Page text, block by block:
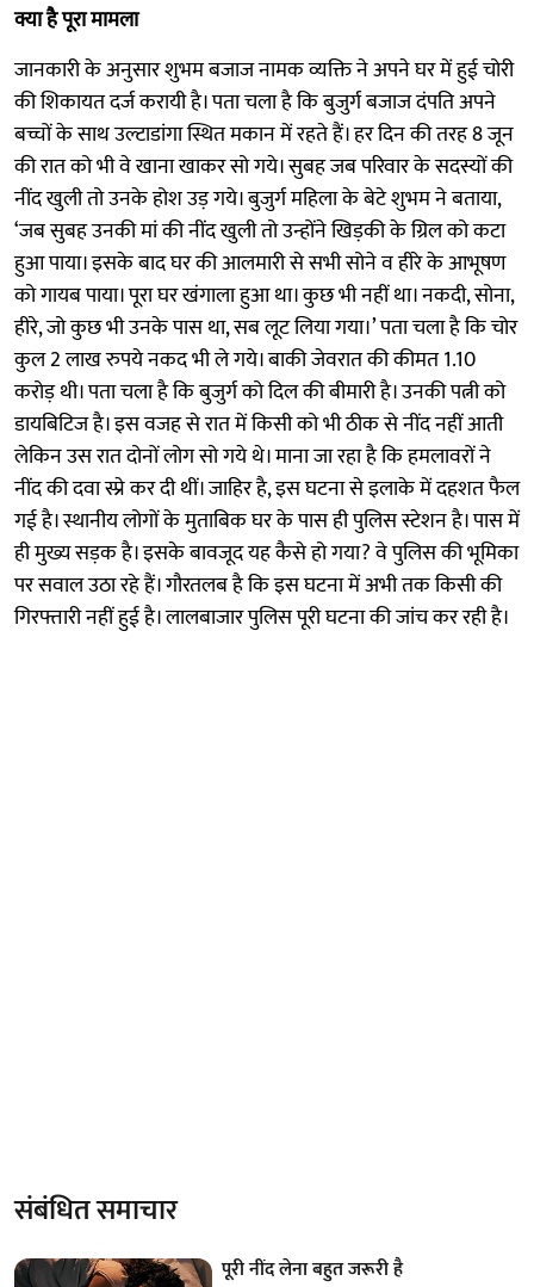
क्या है पूरा मामला
जानकारी के अनुसार शुभम बजाज नामक व्यक्ति ने अपने घर में हुई चोरी
की शिकायत दर्ज करायी है। पता चला है कि बुजुर्ग बजाज दंपति अपने
बच्चों के साथ उल्टाडांगा स्थित मकान में रहते हैं। हर दिन की तरह 8 जून
की रात को भी वे खाना खाकर सो गये। सुबह जब परिवार के सदस्यों की
नींद खुली तो उनके होश उड़ गये। बुजुर्ग महिला के बेटे शुभम ने बताया,
‘जब सुबह उनकी मां की नींद खुली तो उन्होंने खिड़की के ग्रिल को कटा
हुआ पाया। इसके बाद घर की आलमारी से सभी सोने व हीरे के आभूषण
को गायब पाया। पूरा घर खंगाला हुआ था। कुछ भी नहीं था। नकदी, सोना,
हीरे, जो कुछ भी उनके पास था, सब लूट लिया गया।’ पता चला है कि चोर
कुल 2 लाख रुपये नकद भी ले गये। बाकी जेवरात की कीमत 1.10
करोड़ थी। पता चला है कि बुजुर्ग को दिल की बीमारी है। उनकी पत्नी को
डायबिटिज है। इस वजह से रात में किसी को भी ठीक से नींद नहीं आती
लेकिन उस रात दोनों लोग सो गये थे। माना जा रहा है कि हमलावरों ने
नींद की दवा स्प्रे कर दी थीं। जाहिर है, इस घटना से इलाके में दहशत फैल
गई है। स्थानीय लोगों के मुताबिक घर के पास ही पुलिस स्टेशन है। पास में
ही मुख्य सड़क है। इसके बावजूद यह कैसे हो गया? वे पुलिस की भूमिका
पर सवाल उठा रहे हैं। गौरतलब है कि इस घटना में अभी तक किसी की
गिरफ्तारी नहीं हुई है। लालबाजार पुलिस पूरी घटना की जांच कर रही है।
संबंधित समाचार
पूरी नींद लेना बहुत जरूरी है